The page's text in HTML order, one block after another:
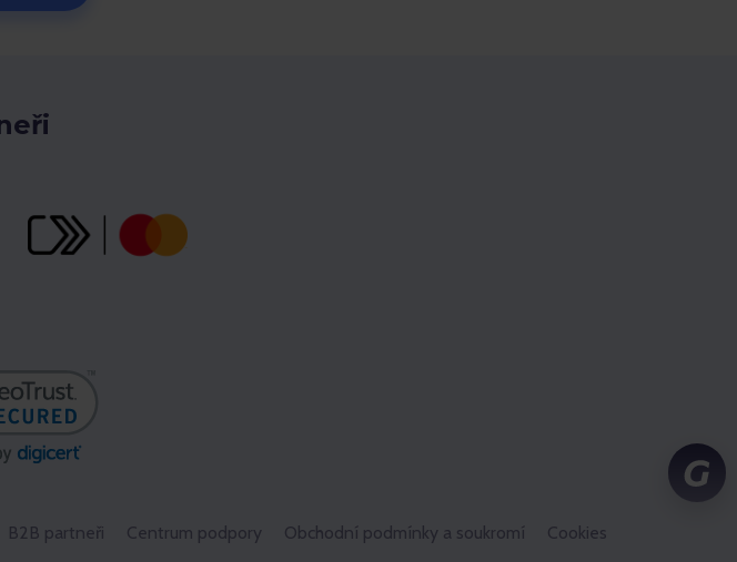
B2B partneři Centrum podpory Obchodní podmínky a soukromí Cookies